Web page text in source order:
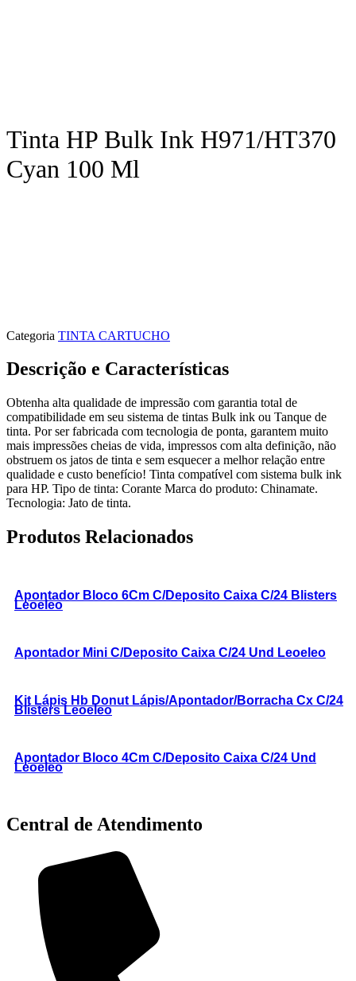
Tinta HP Bulk Ink H971/HT370
Cyan 100 Ml
Categoria TINTA CARTUCHO
Descrição e Características
Obtenha alta qualidade de impressão com garantia total de
compatibilidade em seu sistema de tintas Bulk ink ou Tanque de
tinta. Por ser fabricada com tecnologia de ponta, garantem muito
mais impressões cheias de vida, impressos com alta definição, não
obstruem os jatos de tinta e sem esquecer a melhor relação entre
qualidade e custo benefício! Tinta compatível com sistema bulk ink
para HP. Tipo de tinta: Corante Marca do produto: Chinamate.
Tecnologia: Jato de tinta.
Produtos Relacionados
Apontador Bloco 6Cm C/Deposito Caixa C/24 Blisters
Leoeleo
Apontador Mini C/Deposito Caixa C/24 Und Leoeleo
Kit Lápis Hb Donut Lápis/Apontador/Borracha Cx C/24
Blisters Leoeleo
Apontador Bloco 4Cm C/Deposito Caixa C/24 Und
Leoeleo
Central de Atendimento